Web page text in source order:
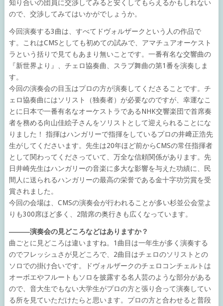
知り合いの団員に交渉してみると安くしてもらえるかもしれない
ので、交渉してみてはいかがでしょうか。
今回演奏する3曲は、すべてドヴォルザークという人の作品で
す。これはCMSとしても初めての試みで、アマチュアオーケスト
ラという括りで見てもあまり無いことです。一番有名な交響曲の
『新世界より』、チェロ協奏曲、スラブ舞曲の第1番を演奏しま
す。
今回の演奏会の目玉はプロの方が演奏してくださることです。チ
ェロ協奏曲にはソリスト（独奏者）が必要なのですが、幸運なこ
とに日本で一番有名なオーケストラであるNHK交響楽団で首席奏
者を務める向山佳絵子さんをソリストとして迎えられることにな
りました！ 指揮はハンガリーで指揮をしているプロの井﨑正浩先
生がしてくださいます。先生は20年ほど前からCMSの常任指揮者
として関わってくださっていて、万全な信頼関係があります。先
日井崎先生はハンガリーの音楽に多大な影響を与えた功績に、民
間人に送られるハンガリーの最高の栄誉である金十字功労賞を受
賞されました。
今回の会場は、CMSの演奏会が行われることが多い杉並公会堂よ
りも300席ほど多く、2階席の奥行きも広くなっています。
―――演奏会の見どころなどはありますか？
曲ごとに見どころは違いますね。1曲目は一年生が多く演奏する
のでフレッシュさが見どころで、2曲目はチェロのソリストとの
ソロでの掛け合いです。ドヴォルザークのチェロコンチェルトは
オーボエやフルートもソロを披露する名人芸のような部分がある
ので、音大生でもない大学生がプロの方と張り合って演奏してい
る所を見ていただけたらと思います。プロの方と合わせると普段